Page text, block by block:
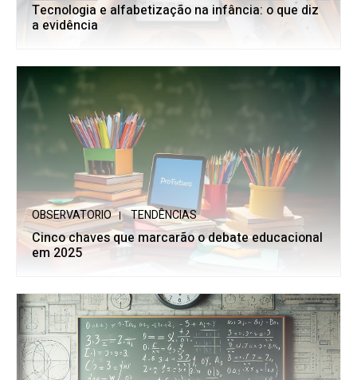
Tecnologia e alfabetização na infância: o que diz
a evidência
OBSERVATORIO TENDÊNCIAS
Cinco chaves que marcarão o debate educacional
em 2025